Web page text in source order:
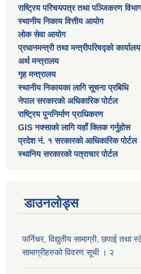
राष्ट्रिय परिचयपत्र तथा पञ्जिकरण
स्थानीय निकाय वित्तीय आयोग
लोक सेवा आयोग
प्रधानमन्त्री तथा मन्त्रीपरिषद्को कार्यालय
अर्थ मन्त्रालय
गृह मन्त्रालय
स्थानीय निकायका लागि सूचना प्रबिधि
नेपाल सरकारको अधिकारिक पोर्टल
राष्ट्रिय पुननिर्माण प्राधिकरण
GIS नक्साको लागि यहाँ क्लिक गर्नुहोस
प्रदेश नं. १ सरकारको आधिकारिक पोर्टल
स्थानिय सरकारको पत्राचार पोर्टल
डाउनलोड्स
फर्निचर, विद्युतीय सामाग्री, छपाई
सामाग्रीहरुको विवरण सूची । २